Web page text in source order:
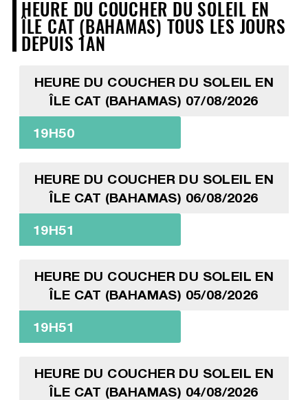
HEURE DU COUCHER DU SOLEIL EN
ÎLE CAT (BAHAMAS) TOUS LES JOURS
DEPUIS 1AN
HEURE DU COUCHER DU SOLEIL EN
ÎLE CAT (BAHAMAS) 07/08/2026
19H50
HEURE DU COUCHER DU SOLEIL EN
ÎLE CAT (BAHAMAS) 06/08/2026
19H51
HEURE DU COUCHER DU SOLEIL EN
ÎLE CAT (BAHAMAS) 05/08/2026
19H51
HEURE DU COUCHER DU SOLEIL EN
ÎLE CAT (BAHAMAS) 04/08/2026